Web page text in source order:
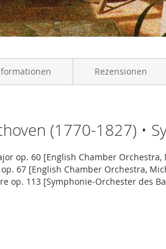
(1770-1827) •
op. 60 [English Chamber Orchestra,
67 [English Chamber Orchestra,
op. 113 [Symphonie-Orchester des
Rezensionen